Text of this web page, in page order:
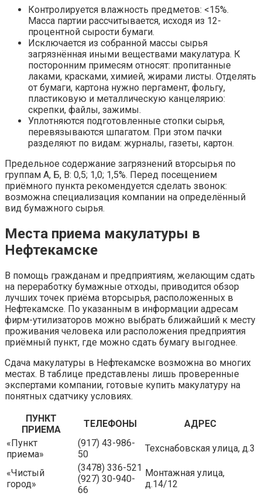
Контролируется влажность предметов: <15%.
Масса партии рассчитывается, исходя из 12-
процентной сырости бумаги.
Исключается из собранной массы сырья
загрязнённая иными веществами макулатура. К
посторонним примесям относят: пропитанные
лаками, красками, химией, жирами листы. Отделять
от бумаги, картона нужно пергамент, фольгу,
пластиковую и металлическую канцелярию:
скрепки, файлы, зажимы.
Уплотняются подготовленные стопки сырья,
перевязываются шпагатом. При этом пачки
разделяют по видам: журналы, газеты, картон.
Предельное содержание загрязнений вторсырья по
группам А, Б, В: 0,5; 1,0; 1,5%. Перед посещением
приёмного пункта рекомендуется сделать звонок:
возможна специализация компании на определённый
вид бумажного сырья.
Места приема макулатуры в
Нефтекамске
В помощь гражданам и предприятиям, желающим сдать
на переработку бумажные отходы, приводится обзор
лучших точек приёма вторсырья, расположенных в
Нефтекамске. По указанным в информации адресам
фирм-утилизаторов можно выбрать ближайший к месту
проживания человека или расположения предприятия
приёмный пункт, где можно сдать бумагу выгоднее.
Сдача макулатуры в Нефтекамске возможна во многих
местах. В таблице представлены лишь проверенные
экспертами компании, готовые купить макулатуру на
понятных сдатчику условиях.
ПУНКТ
ПРИЕМА
ТЕЛЕФОНЫ
АДРЕС
«Пункт
приема»
(917) 43-986-
50
Техснабовская улица, д.3
«Чистый
город»
(3478) 336-521
(927) 30-940-
66
Монтажная улица,
д.14/12